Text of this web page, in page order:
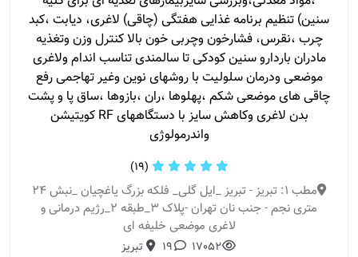
سنین) تنظیم برنامه غذایی هفتگی (چاقی) لاغری، دیابت ،کبد
چرب ،نقرس، فشارخون وچربی خون بالا کنترل وزن وتغذیه
مادران باردارو سنین کودکی تا سالمندی تناسب اندام ولاغری
موضعی ودرمان سلولیت با روشهای نوین وغیر تهاجمی رفع
چاقی های موضعی شکم ،پهلوها ،ران ،بازوها ،ساق پا و پشت
بدن لاغری وکاهش سایز با دستگاههای RF کویتیشن
واندرمولوژی
(19)
مطب 1: تبریز - تبریز _ایل گلی_ فلکه بزرگ یاغچیان _نبش ۲۴
متری نجم - جنب نان تهران -پلاک ۳_طبقه ۲_رژیم درمانی و
لاغری موضعی خلیفه ای
17052
19 تبریز